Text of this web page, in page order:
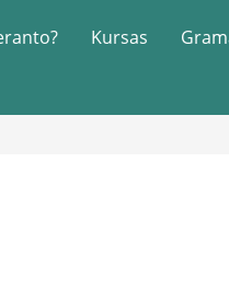
Kursas